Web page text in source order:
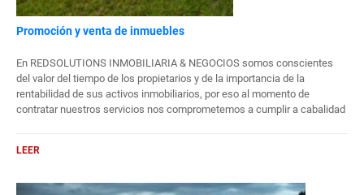
Promoción y venta de inmuebles
En REDSOLUTIONS INMOBILIARIA & NEGOCIOS somos conscientes
del valor del tiempo de los propietarios y de la importancia de la
rentabilidad de sus activos inmobiliarios, por eso al momento de
contratar nuestros servicios nos comprometemos a cumplir a cabalidad
LEER